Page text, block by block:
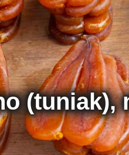
(tuniak),